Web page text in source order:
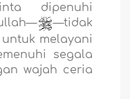
dipenuhi
—tidak
melayani
segala
wajah ceria